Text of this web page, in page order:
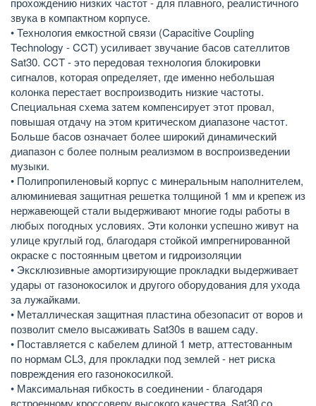
звука в компактном корпусе.
• Технология емкостной связи (Capacitive Coupling
Technology - CCT) усиливает звучание басов сателлитов
Sat30. CCT - это передовая технология блокировки
сигналов, которая определяет, где именно небольшая
колонка перестает воспроизводить низкие частоты.
Специальная схема затем компенсирует этот провал,
повышая отдачу на этом критическом диапазоне частот.
Больше басов означает более широкий динамический
диапазон с более полным реализмом в воспроизведении
музыки.
• Полипропиленовый корпус с минеральным наполнителем,
алюминиевая защитная решетка толщиной 1 мм и крепеж из
нержавеющей стали выдерживают многие годы работы в
любых погодных условиях. Эти колонки успешно живут на
улице круглый год, благодаря стойкой импрегнированной
окраске с постоянным цветом и гидроизоляции
• Эксклюзивные амортизирующие прокладки выдерживает
удары от газонокосилок и другого оборудования для ухода
за лужайками.
• Металлическая защитная пластина обезопасит от воров и
позволит смело высаживать Sat30s в вашем саду.
• Поставляется с кабелем длиной 1 метр, аттестованным
по нормам CL3, для прокладки под землей - нет риска
повреждения его газонокосилкой.
• Максимальная гибкость в соединении - благодаря
встроенному кроссоверу высокого качества. Sat30 со